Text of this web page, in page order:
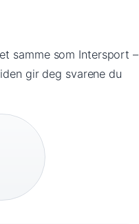
samme som Intersport –
gir deg svarene du